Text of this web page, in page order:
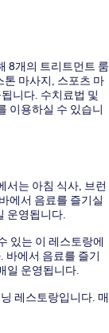
8개의 트리트먼트 룸
톤 마사지, 스포츠 마
니다. 수치료법 및
이용하실 수 있습니
서는 아침 식사, 브런
에서 음료를 즐기실
운영됩니다.
있는 이 레스토랑에
바에서 음료를 즐기
일 운영됩니다.
레스토랑입니다. 매